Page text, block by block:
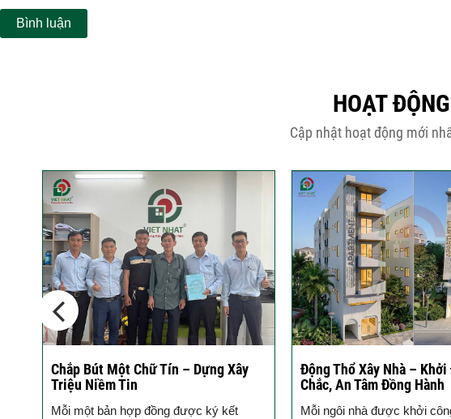
HOẠT
Cập nhật hoạt động mới
Chắp Bút Một Chữ Tín – Dựng Xây
Triệu Niềm Tin
Mỗi một bản hợp đồng được ký kết
Động Thổ Xây Nhà –
Chắc, An Tâm Đồng Hành
Mỗi ngôi nhà được khởi